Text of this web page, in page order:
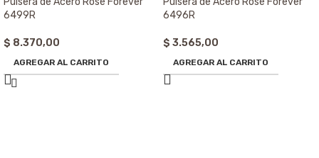
6499R
$ 8.370,00
AGREGAR AL CARRITO
6496R
$ 3.565,00
AGREGAR AL CARRITO